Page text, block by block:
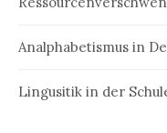
Analphabetismus in
Lingusitik in der